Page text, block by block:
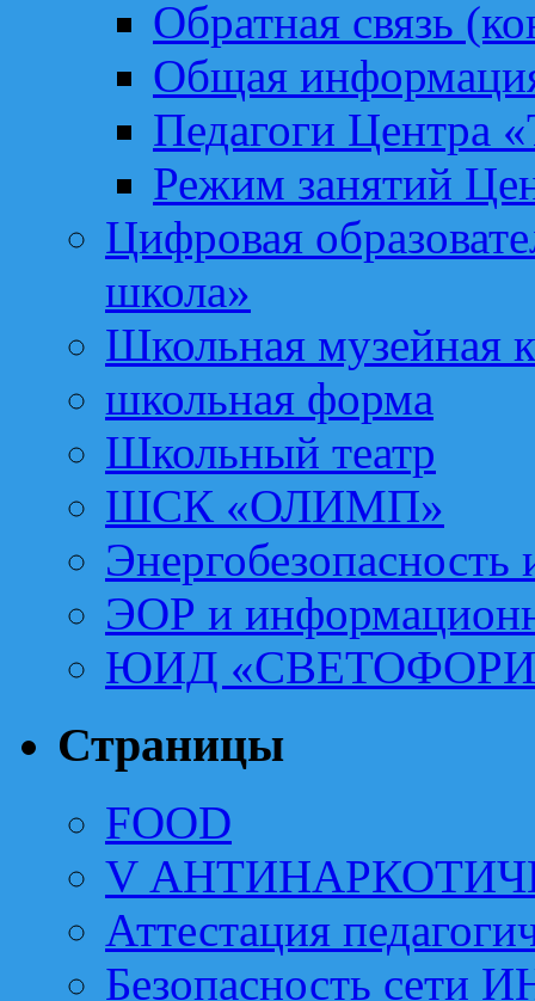
Обратная связь
Общая
Педагоги Центра
Режим занятий
Цифровая
школа»
Школьная музейная
школьная форма
Школьный театр
ШСК «ОЛИМП»
Энергобезопасность
ЭОР и
ЮИД
Страницы
FOOD
V
Аттестация
Безопасность сети